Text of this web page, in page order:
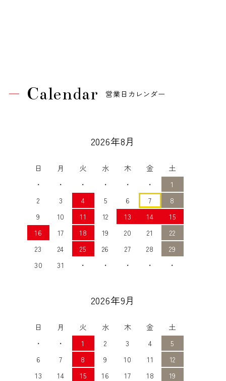
Calendar 営業日カレンダー
2026年8月
日 月 火 水 木 金
土
・
・ ・ ・ ・ ・
1
2
3 4 5 6 7
8
9
10 11 12 13 14
15
16
17 18 19 20 21
22
23
24 25 26 27 28
29
30
31 ・ ・ ・ ・ ・
2026年9月
日 月 火 水 木 金
土
・
・ 1 2 3 4
5
6
7 8 9 10 11
12
13
14 15 16 17 18
19